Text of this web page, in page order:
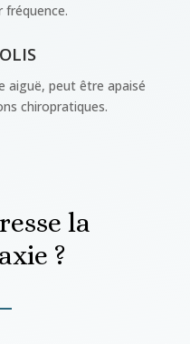
fréquence.
aiguë, peut être apaisé
chiropratiques.
la
?